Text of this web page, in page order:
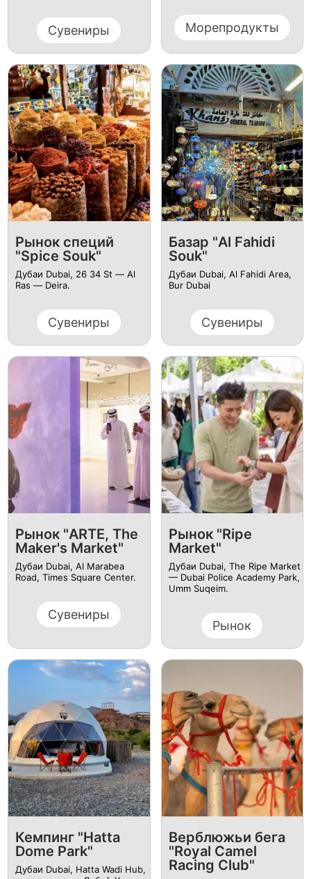
Сувениры Морепродукты
Рынок специй
"Spice Souk"
Дубаи Dubai, 26 34 St ― Al
Ras ― Deira.
Сувениры
Базар "Al Fahidi
Souk"
Дубаи Dubai, Al Fahidi Area,
Bur Dubai
Сувениры
Рынок "ARTE, The
Maker's Market"
Дубаи Dubai, Al Marabea
Road, Times Square Center.
Сувениры
Рынок "Ripe
Market"
Дубаи Dubai, The Ripe Market
— Dubai Police Academy Park,
Umm Suqeim.
Рынок
Кемпинг "Hatta
Dome Park"
Дубаи Dubai, Hatta Wadi Hub,
Верблюжьи бега
"Royal Camel
Racing Club"